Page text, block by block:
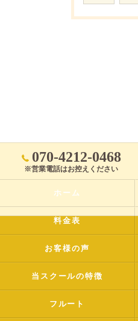
070-4212-0468
※営業電話はお控えください
ホーム
料金表
お客様の声
当スクールの特徴
フルート